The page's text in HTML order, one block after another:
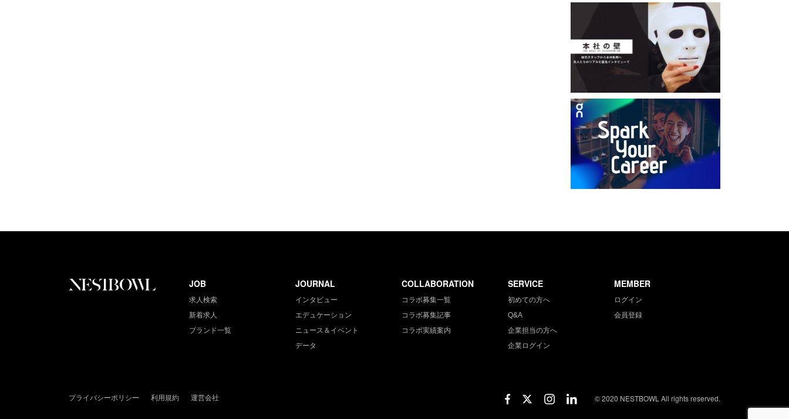
JOB
求人検索
新着求人
ブランド一覧
JOURNAL
インタビュー
エデュケーション
ニュース＆イベント
データ
COLLABORATION
コラボ募集一覧
コラボ募集記事
コラボ実績案内
SERVICE
初めての方へ
Q&A
企業担当の方へ
企業ログイン
MEMBER
ログイン
会員登録
プライバシーポリシー 利用規約 運営会社 © 2020 NESTBOWL All rights reserved.